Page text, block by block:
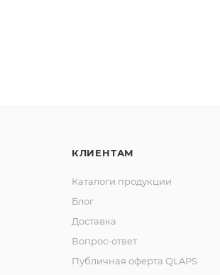
КЛИЕНТАМ
Каталоги продукции
Блог
Доставка
Вопрос-ответ
Публичная оферта QLAPS